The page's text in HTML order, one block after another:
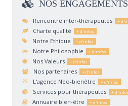
NOS ENGAGEMENTS
Rencontre inter-thérapeutes
Charte qualité
Notre Ethique
Notre Philosophie
Nos Valeurs
Nos partenaires
L'agence Neo-bienêtre
Services pour thérapeutes
Annuaire bien-être